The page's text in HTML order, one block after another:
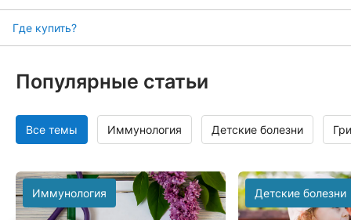
Где купить?
Популярные статьи
Все темы Иммунология Детские болезни
Иммунология Детские болезни